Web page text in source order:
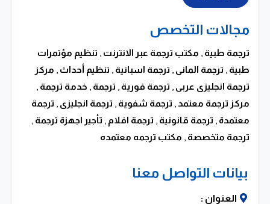
مجالات التخصص
ترجمة طبية , مكتب ترجمة عبر الانترنت , تنظيم مؤتمرات
طبية , ترجمة المانى , ترجمة اسبانية , تنظيم أحداث , مركز
ترجمة انجليزى عربى , ترجمة فورية , ترجمة , خدمة ترجمة ,
مركز ترجمة معتمد , ترجمة شفوية , ترجمة انجليزى , ترجمة
معتمدة , ترجمة قانونية , ترجمة افلام , تأجير اجهزة ترجمة ,
ترجمة متخصصة , مكتب ترجمه معتمده
بيانات التواصل معنا
العنوان :